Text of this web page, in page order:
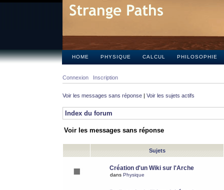
HOME PHYSIQUE CALCUL PHILOSOPHIE
Connexion Inscription
Voir les messages sans réponse | Voir les sujets actifs
Index du forum
Voir les messages sans réponse
Sujets
Création d'un Wiki sur l'Arche
dans Physique